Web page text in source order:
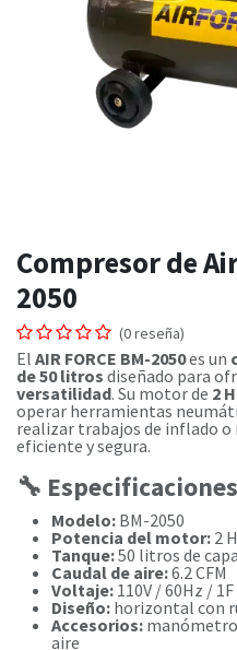
Compresor de
2050
(0 reseña)
El AIR FORCE BM-2050es un
de 50 litros diseñado para
versatilidad. Su motor de 2
operar herramientas
realizar trabajos de inflado
eficiente y segura.
🔧
Modelo: BM-2050
Potencia del motor: 2
Tanque:50 litros de
Caudal de aire:6.2 CFM
Voltaje: 110V / 60Hz / 1F
Diseño: horizontal con
Accesorios:
aire